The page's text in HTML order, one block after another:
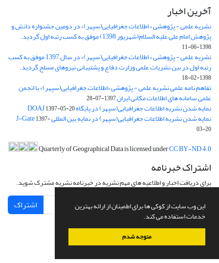
این وب سایت از کوکی ها برای اطمینان از ارائه بهترین
خدمات استفاده می کند.
متوجه شدم
آخرین اخبار
نشریه علمی - پژوهشی « اطلاعات جغرافیایی(سپهر)» در دومین جشنواره دانش و
پژوهش امام علی علیه السلام(شهریور 1398) موفق به کسب رتبه اول گردید.
1398-06-11
نشریه علمی - پژوهشی « اطلاعات جغرافیایی(سپهر)» در سال 1397 موفق به کسب
رتبه اول در بین نشریات علمی وزارت دفاع و پشتیبانی نیروهای مسلح گردید.
1398-02-18
تفاهم نامه علمی نشریه علمی - پژوهشی «اطلاعات جغرافیایی(سپهر)» با انجمن
علمی سامانه های اطلاعات مکانی ایران1397-07-28
نمایه شدن نشریه اطلاعات جغرافیایی(سپهر) در پایگاه DOAJ1397-05-20
نمایه شدن نشریه اطلاعات جغرافیایی(سپهر) در نمایه بین المللی J-Gate1397-
03-20
Quarterly of Geographical Data is licensed underCC BY-ND 4.0
اشتراک خبرنامه
برای دریافت اخبار و اطلاعیه های مهم نشریه در خبرنامه نشریه مشترک شوید.
اشتراک
سامانه مدیریت نشریات علمی.طراحی و پیاده سازی ازسیناوب